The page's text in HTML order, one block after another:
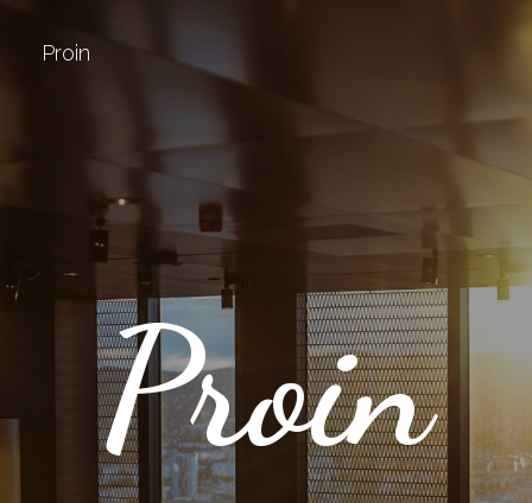
Proin
Proin